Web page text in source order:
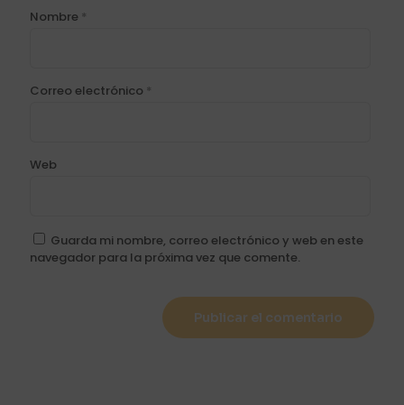
Nombre *
Correo electrónico *
Web
Guarda mi nombre, correo electrónico y web en este
navegador para la próxima vez que comente.